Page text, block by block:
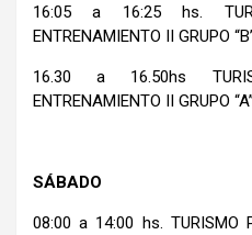
16:05 a 16:25 hs.
ENTRENAMIENTO II GRUPO
16.30 a 16.50hs
ENTRENAMIENTO II GRUPO “A”
SÁBADO
08:00 a 14:00 hs. TURISMO